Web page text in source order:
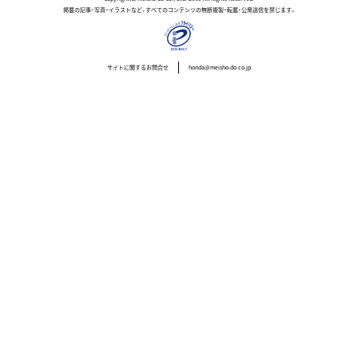
掲載の記事・写真・イラストなど、すべてのコンテンツの無断複製・転載・公衆送信を禁じます。
サイトに関するお問合せ honda@meisho-do.co.jp